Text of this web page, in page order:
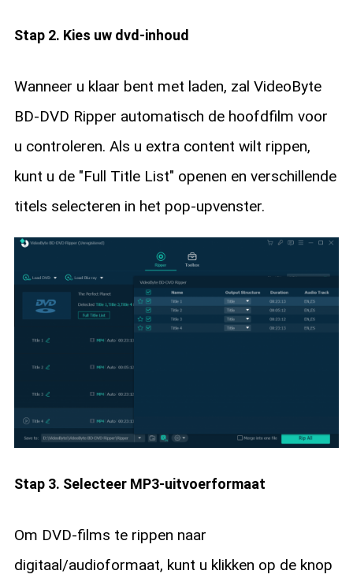
Stap 2. Kies uw dvd-inhoud
Wanneer u klaar bent met laden, zal VideoByte
BD-DVD Ripper automatisch de hoofdfilm voor
u controleren. Als u extra content wilt rippen,
kunt u de "Full Title List" openen en verschillende
titels selecteren in het pop-upvenster.
Stap 3. Selecteer MP3-uitvoerformaat
Om DVD-films te rippen naar
digitaal/audioformaat, kunt u klikken op de knop